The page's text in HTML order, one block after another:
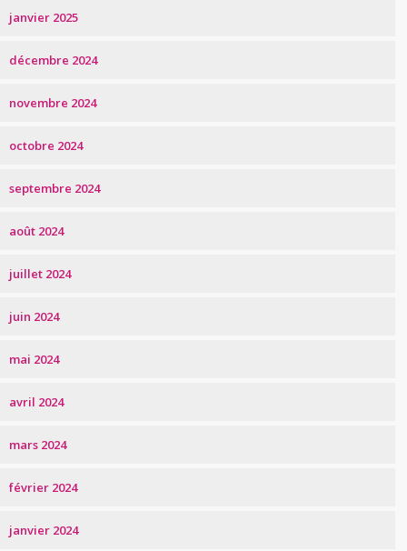
janvier 2025
décembre 2024
novembre 2024
octobre 2024
septembre 2024
août 2024
juillet 2024
juin 2024
mai 2024
avril 2024
mars 2024
février 2024
janvier 2024